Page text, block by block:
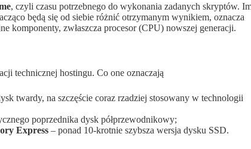
, czyli czasu potrzebnego do wykonania zadanych skryptów.
będą się od siebie różnić otrzymanym wynikiem, oznacza
komponenty, zwłaszcza procesor (CPU) nowszej generacji.
technicznej hostingu. Co one oznaczają
twardy, na szczęście coraz rzadziej stosowany w technologii
poprzednika dysk półprzewodnikowy;
Express – ponad 10-krotnie szybsza wersja dysku SSD.